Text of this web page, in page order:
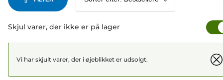
Skjul varer, der ikke er på lager
Vi har skjult varer, der i øjeblikket er udsolgt.